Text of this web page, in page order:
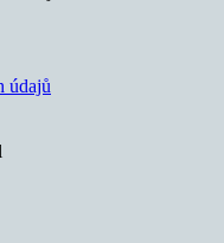
údajů